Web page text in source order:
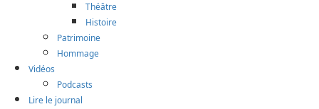
Théâtre
Histoire
Patrimoine
Hommage
Vidéos
Podcasts
Lire le journal